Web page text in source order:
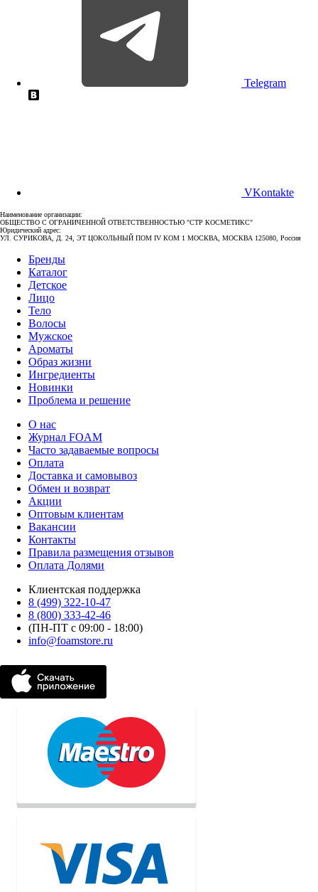
Telegram
VKontakte
Наименование организации:
ОБЩЕСТВО С ОГРАНИЧЕННОЙ ОТВЕТСТВЕННОСТЬЮ "СТР КОСМЕТИКС"
Юридический адрес:
УЛ. СУРИКОВА, Д. 24, ЭТ ЦОКОЛЬНЫЙ ПОМ IV КОМ 1 МОСКВА, МОСКВА 125080, Россия
Бренды
Каталог
Детское
Лицо
Тело
Волосы
Мужское
Ароматы
Образ жизни
Ингредиенты
Новинки
Проблема и решение
О нас
Журнал FOAM
Часто задаваемые вопросы
Оплата
Доставка и самовывоз
Обмен и возврат
Акции
Оптовым клиентам
Вакансии
Контакты
Правила размещения отзывов
Оплата Долями
Клиентская поддержка
8 (499) 322-10-47
8 (800) 333-42-46
(ПН-ПТ с 09:00 - 18:00)
info@foamstore.ru